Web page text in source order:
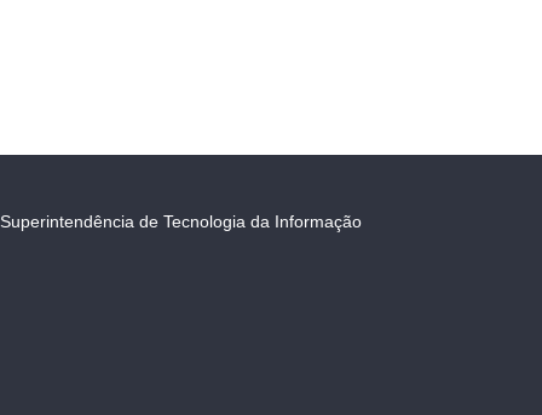
Superintendência de Tecnologia da Informação